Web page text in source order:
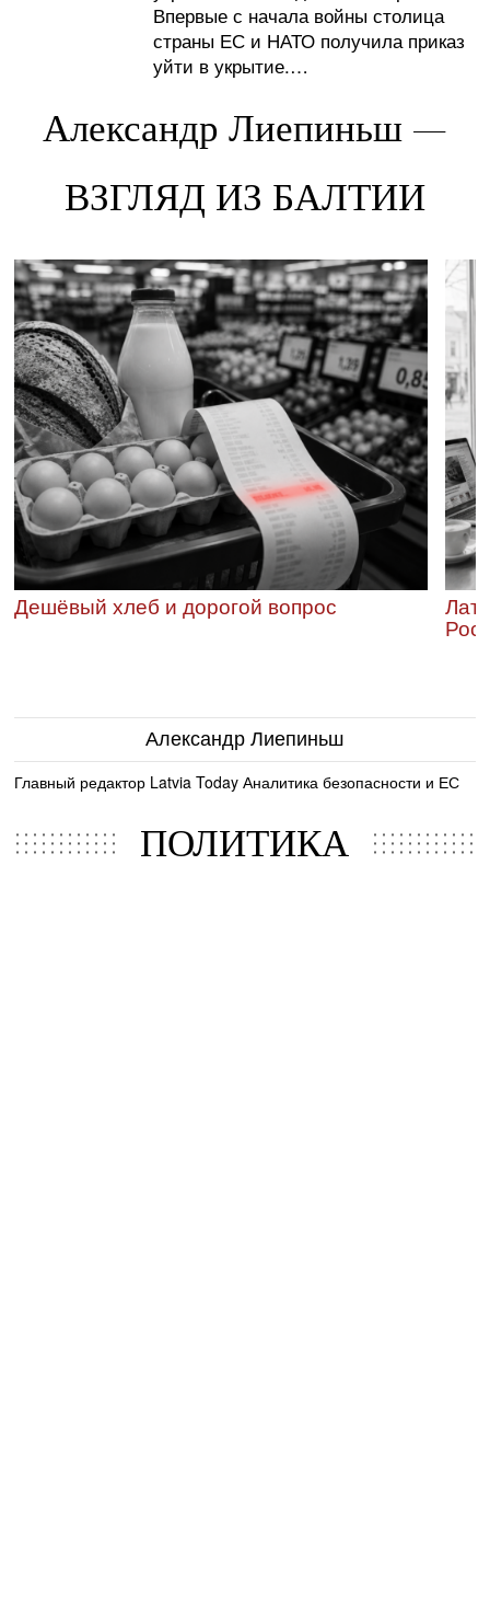
Впервые с начала войны столица
страны ЕС и НАТО получила приказ
уйти в укрытие.…
Александр Лиепиньш —
ВЗГЛЯД ИЗ БАЛТИИ
Дешёвый хлеб и дорогой вопрос
Александр Лиепиньш
Главный редактор Latvia Today Аналитика безопасности и ЕС
ПОЛИТИКА